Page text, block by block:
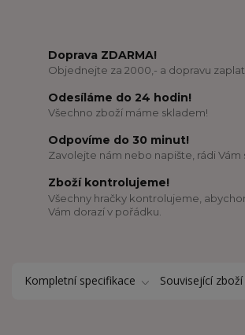
Doprava ZDARMA!
Objednejte za 2000,- a dopravu
Odesíláme do 24 hodin!
Všechno zboží máme skladem!
Odpovíme do 30 minut!
Zavolejte nám nebo napište, rádi Vám
Zboží kontrolujeme!
Všechny hračky kontrolujeme,
Vám dorazí v pořádku.
Kompletní specifikace Související zboží